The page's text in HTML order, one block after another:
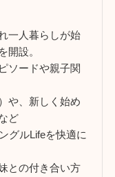
一人暮らしが始
開設。
ソードや親子関
や、新しく始め
ど
グルLifeを快適に
との付き合い方